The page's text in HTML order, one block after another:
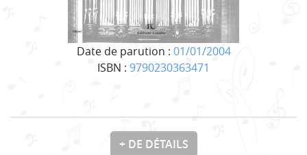
Date de parution : 01/01/2004
ISBN : 9790230363471
+ DE DÉTAILS